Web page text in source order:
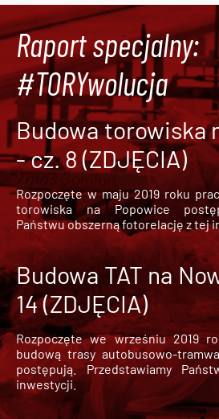
Raport specjalny:
#TORYwolucja
Budowa torowiska
- cz. 8 (ZDJĘCIA)
Rozpoczęte w maju 2019 roku
torowiska na Popowice
Państwu obszerną fotorelację z tej
Budowa TAT na
14 (ZDJĘCIA)
Rozpoczęte we wrześniu 2019
budową trasy autobusowo-
postępują. Przedstawiamy
inwestycji.